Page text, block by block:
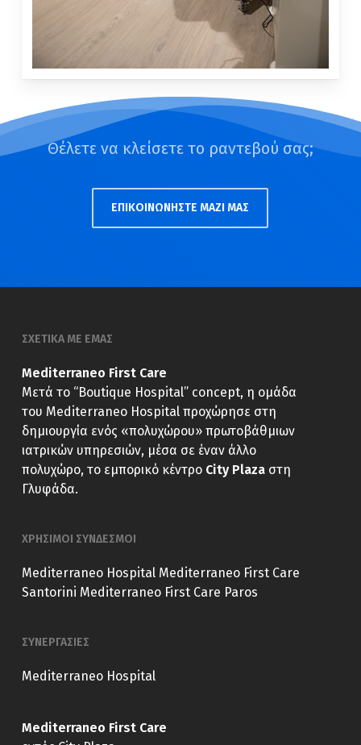
Θέλετε να κλείσετε το ραντεβού σας;
ΕΠΙΚΟΙΝΩΝΗΣΤΕ ΜΑΖΙ ΜΑΣ
ΣΧΕΤΙΚΑ ΜΕ ΕΜΑΣ
Mediterraneo First Care
Μετά το “Boutique Hospital” concept, η ομάδα
του Mediterraneo Hospital προχώρησε στη
δημιουργία ενός «πολυχώρου» πρωτοβάθμιων
ιατρικών υπηρεσιών, μέσα σε έναν άλλο
πολυχώρο, το εμπορικό κέντρο City Plazaστη
Γλυφάδα.
ΧΡΗΣΙΜΟΙ ΣΥΝΔΕΣΜΟΙ
Mediterraneo Hospital Mediterraneo First Care
Santorini Mediterraneo First Care Paros
ΣΥΝΕΡΓΑΣΙΕΣ
Mediterraneo Hospital
Mediterraneo First Care